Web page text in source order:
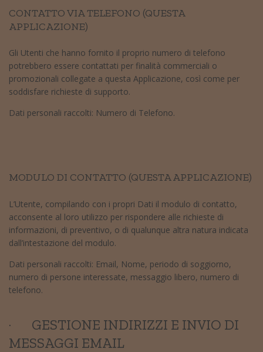
CONTATTO VIA TELEFONO (QUESTA
APPLICAZIONE)
Gli Utenti che hanno fornito il proprio numero di telefono
potrebbero essere contattati per finalità commerciali o
promozionali collegate a questa Applicazione, così come per
soddisfare richieste di supporto.
Dati personali raccolti: Numero di Telefono.
MODULO DI CONTATTO (QUESTA APPLICAZIONE)
L’Utente, compilando con i propri Dati il modulo di contatto,
acconsente al loro utilizzo per rispondere alle richieste di
informazioni, di preventivo, o di qualunque altra natura indicata
dall’intestazione del modulo.
Dati personali raccolti: Email, Nome, periodo di soggiorno,
numero di persone interessate, messaggio libero, numero di
telefono.
· GESTIONE INDIRIZZI E INVIO DI
MESSAGGI EMAIL